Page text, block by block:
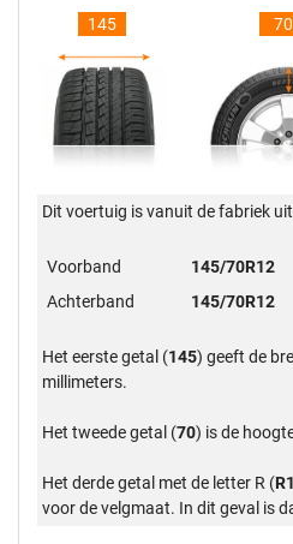
145 70
Dit voertuig is vanuit de fabriek
Voorband
145/70R12
Achterband
145/70R12
Het eerste getal (145) geeft de
millimeters.
Het tweede getal (70) is de
Het derde getal met de letter R (
voor de velgmaat. In dit geval is